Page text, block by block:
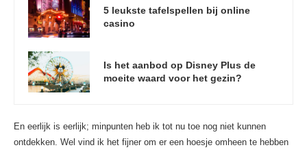
5 leukste tafelspellen bij online
casino
Is het aanbod op Disney Plus de
moeite waard voor het gezin?
En eerlijk is eerlijk; minpunten heb ik tot nu toe nog niet kunnen
ontdekken. Wel vind ik het fijner om er een hoesje omheen te hebben